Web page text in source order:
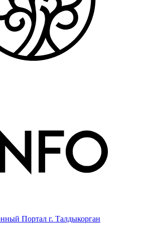
Портал г. Талдыкорган